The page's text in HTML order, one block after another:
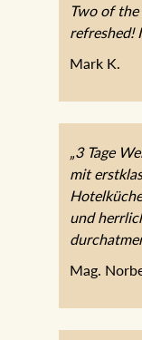
Two of the
refreshed!
Mark K.
„3 Tage
mit
und
Mag.